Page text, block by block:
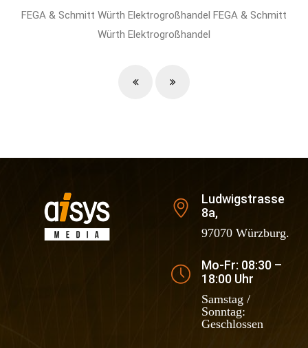
FEGA & Schmitt Würth Elektrogroßhandel FEGA & Schmitt
Würth Elektrogroßhandel
Ludwigstrasse
8a,
97070 Würzburg.
Mo-Fr: 08:30 –
18:00 Uhr
Samstag /
Sonntag:
Geschlossen